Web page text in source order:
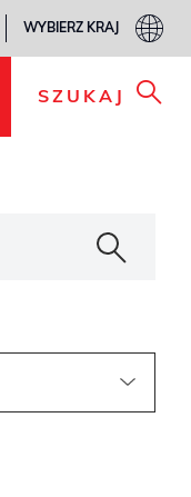
WYBIERZ KRAJ
SZUKAJ